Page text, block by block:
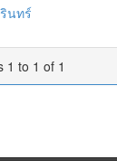
นทร์
1 to 1 of 1